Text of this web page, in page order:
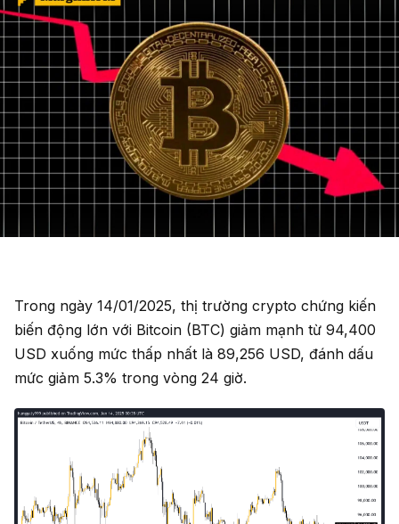
Trong ngày 14/01/2025, thị trường crypto chứng kiến
biến động lớn với Bitcoin (BTC) giảm mạnh từ 94,400
USD xuống mức thấp nhất là 89,256 USD, đánh dấu
mức giảm 5.3% trong vòng 24 giờ.